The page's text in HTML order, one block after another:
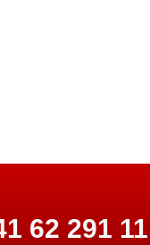
62 291 11